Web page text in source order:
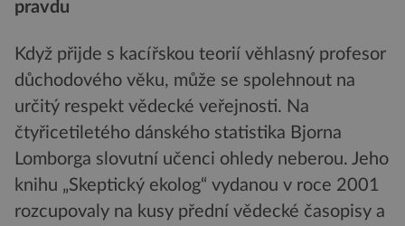
pravdu
Když přijde s kacířskou teorií věhlasný profesor
důchodového věku, může se spolehnout na
určitý respekt vědecké veřejnosti. Na
čtyřicetiletého dánského statistika Bjorna
Lomborga slovutní učenci ohledy neberou. Jeho
knihu „Skeptický ekolog“ vydanou v roce 2001
rozcupovaly na kusy přední vědecké časopisy a